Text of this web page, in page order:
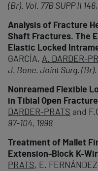
(Br). Vol. 77B SUPP II
Analysis of Fracture
Shaft Fractures. The
Elastic Locked
GARCÍA, A. DARDER-
J. Bone. Joint Surg. (Br).
Nonreamed Flexible
in Tibial Open
DARDER-PRATS and
97-104, 1998
Treatment of Mallet
Extension-Block K-
PRATS, E.